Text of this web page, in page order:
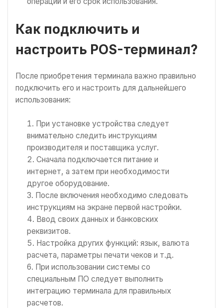
Как подключить и
настроить POS-терминал?
После приобретения терминала важно правильно
подключить его и настроить для дальнейшего
использования:
При установке устройства следует
внимательно следить инструкциям
производителя и поставщика услуг.
Сначала подключается питание и
интернет, а затем при необходимости
другое оборудование.
После включения необходимо следовать
инструкциям на экране первой настройки.
Ввод своих данных и банковских
реквизитов.
Настройка других функций: язык, валюта
расчета, параметры печати чеков и т.д.
При использовании системы со
специальным ПО следует выполнить
интеграцию терминала для правильных
расчетов.